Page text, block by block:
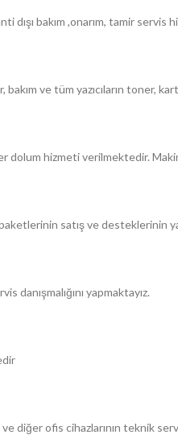
dışı bakım ,onarım, tamir servis
ve tüm yazıcıların toner,
dolum hizmeti verilmektedir.
satış ve desteklerinin
danışmalığını yapmaktayız.
diğer ofis cihazlarının teknik